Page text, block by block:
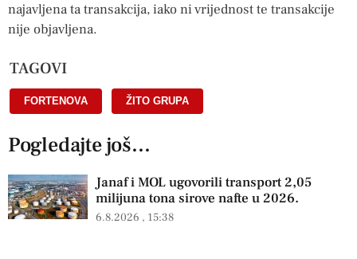
najavljena ta transakcija, iako ni vrijednost te transakcije
nije objavljena.
TAGOVI
FORTENOVA ŽITO GRUPA
Pogledajte još...
Janaf i MOL ugovorili transport 2,05
milijuna tona sirove nafte u 2026.
6.8.2026 15:38